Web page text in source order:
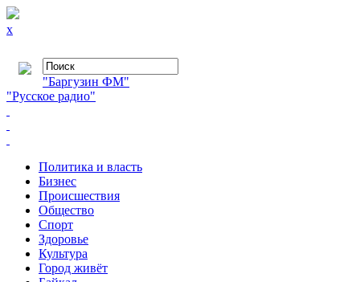
x
"Баргузин ФМ"
"Русское радио"
Политика и власть
Бизнес
Происшествия
Общество
Cпорт
Здоровье
Культура
Город живёт